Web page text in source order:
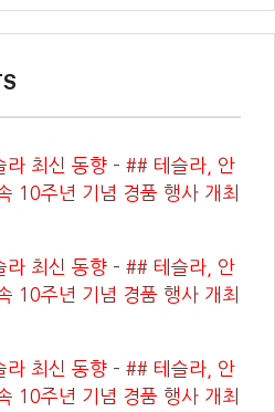
최신 동향 – ## 테슬라, 안
10주년 기념 경품 행사 개최
최신 동향 – ## 테슬라, 안
10주년 기념 경품 행사 개최
최신 동향 – ## 테슬라, 안
10주년 기념 경품 행사 개최